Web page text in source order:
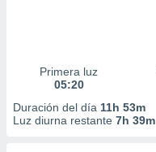
Primera luz
05:20
Duración del día 11h 53m
Luz diurna restante 7h 39m